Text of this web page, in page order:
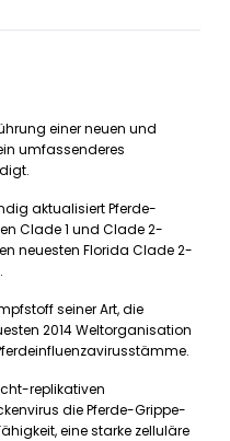
einer neuen und
umfassenderes
aktualisiert Pferde-
Clade 1 und Clade 2-
neuesten Florida Clade 2-
seiner Art, die
2014 Weltorganisation
replikativen
die Pferde-Grippe-
eine starke zelluläre